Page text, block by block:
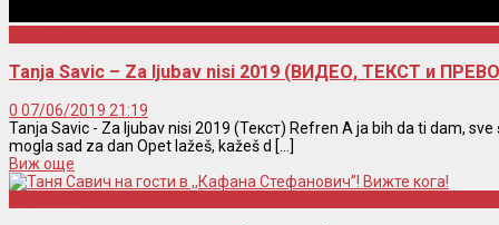
Tanja Savic – Za ljubav nisi 2019 (ВИДЕО, ТЕКСТ и
0 07/06/2019 21:19
Tanja Savic - Za ljubav nisi 2019 (Текст) Refren A ja bih da ti dam,
mogla sad za dan Opet lažeš, kažeš d [...]
Виж още